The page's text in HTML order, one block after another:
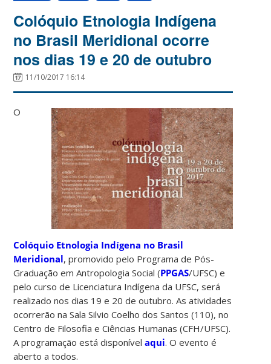
Colóquio Etnologia Indígena
no Brasil Meridional ocorre
nos dias 19 e 20 de outubro
11/10/2017 16:14
O
Colóquio Etnologia Indígena no Brasil
Meridional, promovido pelo Programa de Pós-
Graduação em Antropologia Social (PPGAS/UFSC) e
pelo curso de Licenciatura Indígena da UFSC, será
realizado nos dias 19 e 20 de outubro. As atividades
ocorrerão na Sala Silvio Coelho dos Santos (110), no
Centro de Filosofia e Ciências Humanas (CFH/UFSC).
A programação está disponívelaqui. O evento é
aberto a todos.